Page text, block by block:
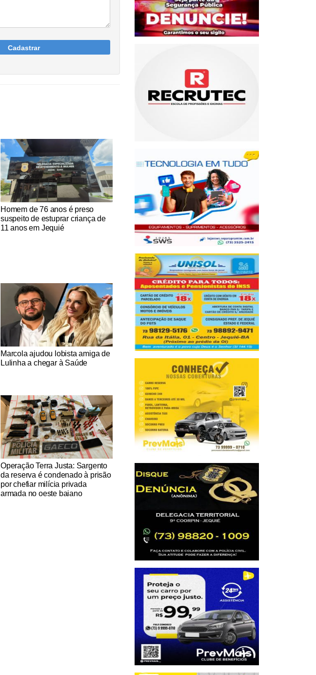
Cadastrar
Notícias Católicas
Homem de 76 anos é preso
suspeito de estuprar criança de
11 anos em Jequié
Notícias Católicas
Marcola ajudou lobista amiga de
Lulinha a chegar à Saúde
Notícias Católicas
Operação Terra Justa: Sargento
da reserva é condenado à prisão
por chefiar milícia privada
armada no oeste baiano